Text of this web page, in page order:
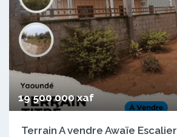
19 500 000 xaf
Terrain A vendre Awaïe Escalier